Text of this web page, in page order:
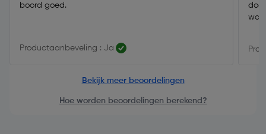
boord goed.
Productaanbeveling : Ja
Bekijk meer beoordelingen
Hoe worden beoordelingen berekend?